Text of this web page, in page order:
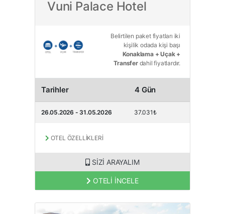
Vuni Palace Hotel
Belirtilen paket fiyatları iki
kişilik odada kişi başı
Konaklama + Uçak +
Transferdahil fiyatlardır.
Tarihler 4 Gün
26.05.2026 - 31.05.2026 37.031₺
OTEL ÖZELLİKLERİ
SİZİ ARAYALIM
OTELİ İNCELE